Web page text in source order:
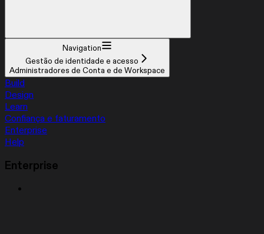
Navigation
Gestão de identidade e acesso
Administradores de Conta e de Workspace
Build
Design
Learn
Confiança e faturamento
Enterprise
Help
Enterprise